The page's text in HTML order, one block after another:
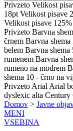
Privzeto Velikost
18pt Velikost pisave
Velikost pisave 125%
Privzeto Barvna
črnem Barvna
belem Barvna shema
rumenem Barvna
rumeno na modrem
shema 10 - črno na
Privzeto Arial Arial
dyslexic alta Century
Domov > Javne
MENI
VSEBINA